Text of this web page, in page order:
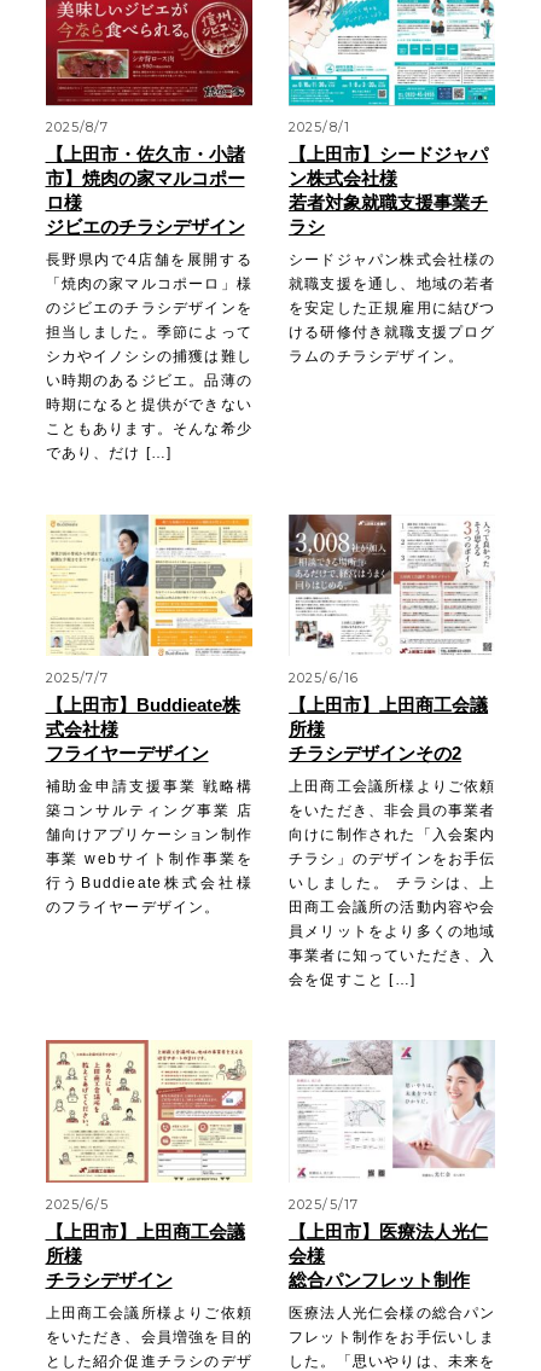
2025/8/7
【上田市・佐久市・小諸
市】焼肉の家マルコポー
ロ様
ジビエのチラシデザイン
長野県内で4店舗を展開する
「焼肉の家マルコポーロ」様
のジビエのチラシデザインを
担当しました。季節によって
シカやイノシシの捕獲は難し
い時期のあるジビエ。品薄の
時期になると提供ができない
こともあります。そんな希少
であり、だけ […]
2025/8/1
【上田市】シードジャパ
ン株式会社様
若者対象就職支援事業チ
ラシ
シードジャパン株式会社様の
就職支援を通し、地域の若者
を安定した正規雇用に結びつ
ける研修付き就職支援プログ
ラムのチラシデザイン。
2025/7/7
【上田市】Buddieate株
式会社様
フライヤーデザイン
補助金申請支援事業 戦略構
築コンサルティング事業 店
舗向けアプリケーション制作
事業 webサイト制作事業を
行うBuddieate株式会社様
のフライヤーデザイン。
2025/6/16
【上田市】上田商工会議
所様
チラシデザインその2
上田商工会議所様よりご依頼
をいただき、非会員の事業者
向けに制作された「入会案内
チラシ」のデザインをお手伝
いしました。 チラシは、上
田商工会議所の活動内容や会
員メリットをより多くの地域
事業者に知っていただき、入
会を促すこと […]
2025/6/5
【上田市】上田商工会議
所様
チラシデザイン
上田商工会議所様よりご依頼
をいただき、会員増強を目的
とした紹介促進チラシのデザ
2025/5/17
【上田市】医療法人光仁
会様
総合パンフレット制作
医療法人光仁会様の総合パン
フレット制作をお手伝いしま
した。「思いやりは、未来を